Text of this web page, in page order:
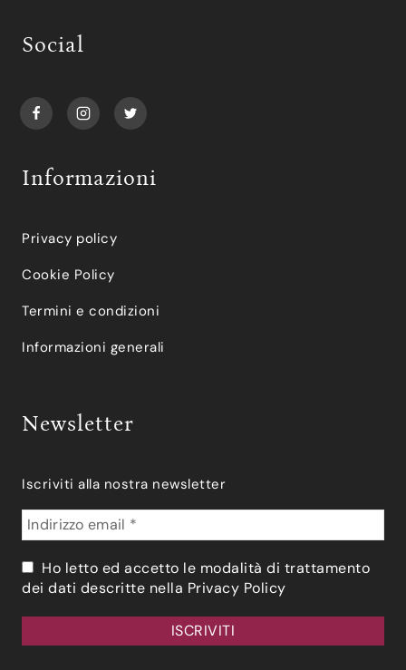
Social
Informazioni
Privacy policy
Cookie Policy
Termini e condizioni
Informazioni generali
Newsletter
Iscriviti alla nostra newsletter
Ho letto ed accetto le modalità di trattamento
dei dati descritte nella Privacy Policy